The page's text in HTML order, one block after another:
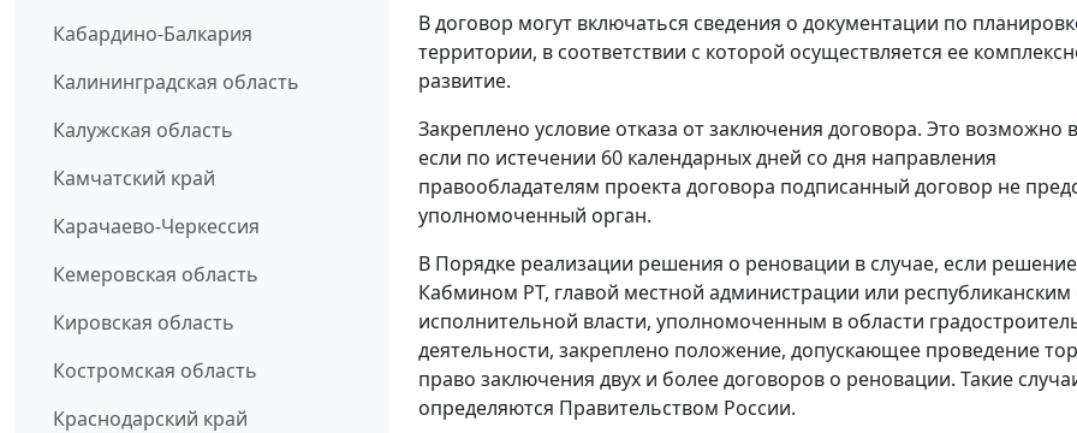
Кабардино-Балкария
Калининградская область
Калужская область
Камчатский край
Карачаево-Черкессия
Кемеровская область
Кировская область
Костромская область
Краснодарский край
В договор могут включаться сведения о документации по
территории, в соответствии с которой осуществляется ее
развитие.
Закреплено условие отказа от заключения договора. Это возможно
если по истечении 60 календарных дней со дня направления
правообладателям проекта договора подписанный договор не
уполномоченный орган.
В Порядке реализации решения о реновации в случае, если
Кабмином РТ, главой местной администрации или
исполнительной власти, уполномоченным в области
деятельности, закреплено положение, допускающее проведение
право заключения двух и более договоров о реновации. Такие
определяются Правительством России.